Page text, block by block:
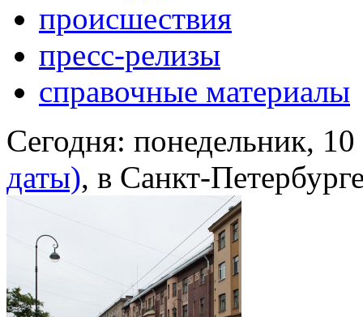
происшествия
пресс-релизы
справочные материалы
Сегодня: понедельник,
даты), в Санкт-